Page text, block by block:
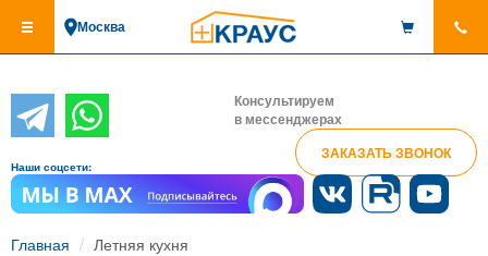
основному
Москва
Консультируем
в мессенджерах
ЗАКАЗАТЬ ЗВОНОК
Наши соцсети:
Главная Летняя кухня